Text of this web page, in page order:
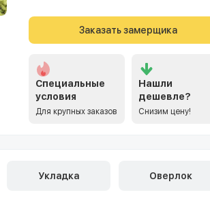
Заказать замерщика
Специальные
условия
Для крупных заказов
Нашли
дешевле?
Снизим цену!
Укладка Оверлок